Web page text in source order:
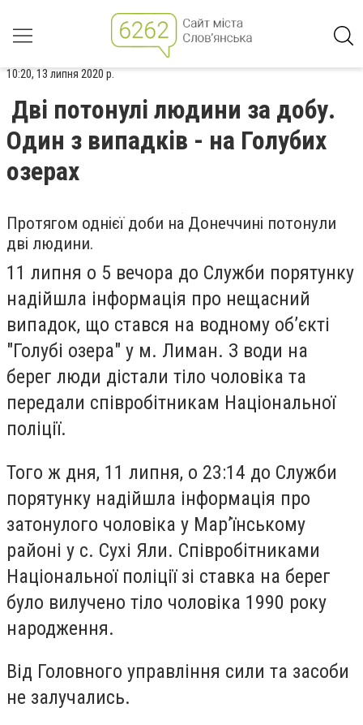
10:20, 13 липня 2020 р.
Дві потонулі людини за добу.
Один з випадків - на Голубих
озерах
Протягом однієї доби на Донеччині потонули
дві людини.
11 липня о 5 вечора до Служби порятунку
надійшла інформація про нещасний
випадок, що стався на водному об’єкті
"Голубі озера" у м. Лиман. З води на
берег люди дістали тіло чоловіка та
передали співробітникам Національної
поліції.
Того ж дня, 11 липня, о 23:14 до Служби
порятунку надійшла інформація про
затонулого чоловіка у Мар’їнському
районі у с. Сухі Яли. Співробітниками
Національної поліції зі ставка на берег
було вилучено тіло чоловіка 1990 року
народження.
Від Головного управління сили та засоби
не залучались.